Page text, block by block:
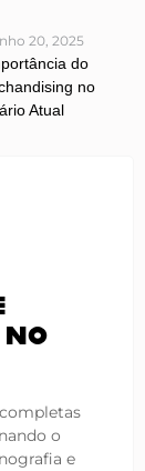
20, 2025
do
no
Atual
o
e